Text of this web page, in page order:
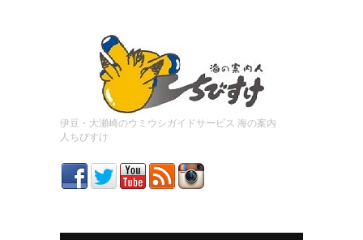
伊豆・大瀬崎のウミウシガイドサービス 海の案内
人ちびすけ